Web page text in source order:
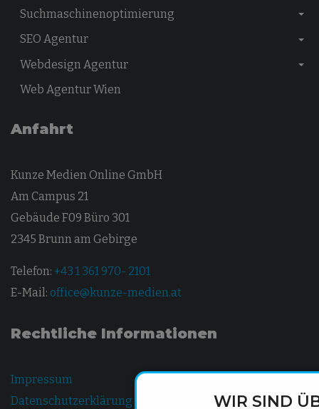
Suchmaschinenoptimierung
SEO Agentur
Webdesign Agentur
Web Agentur Wien
Anfahrt
Kunze Medien Online GmbH
Am Campus 21
Gebäude F09 Büro 301
2345 Brunn am Gebirge
Telefon: +43 1 361 970- 2101
E-Mail: office@kunze-medien.at
Rechtliche Informationen
Impressum
Datenschutzerklärung
WIR SIND